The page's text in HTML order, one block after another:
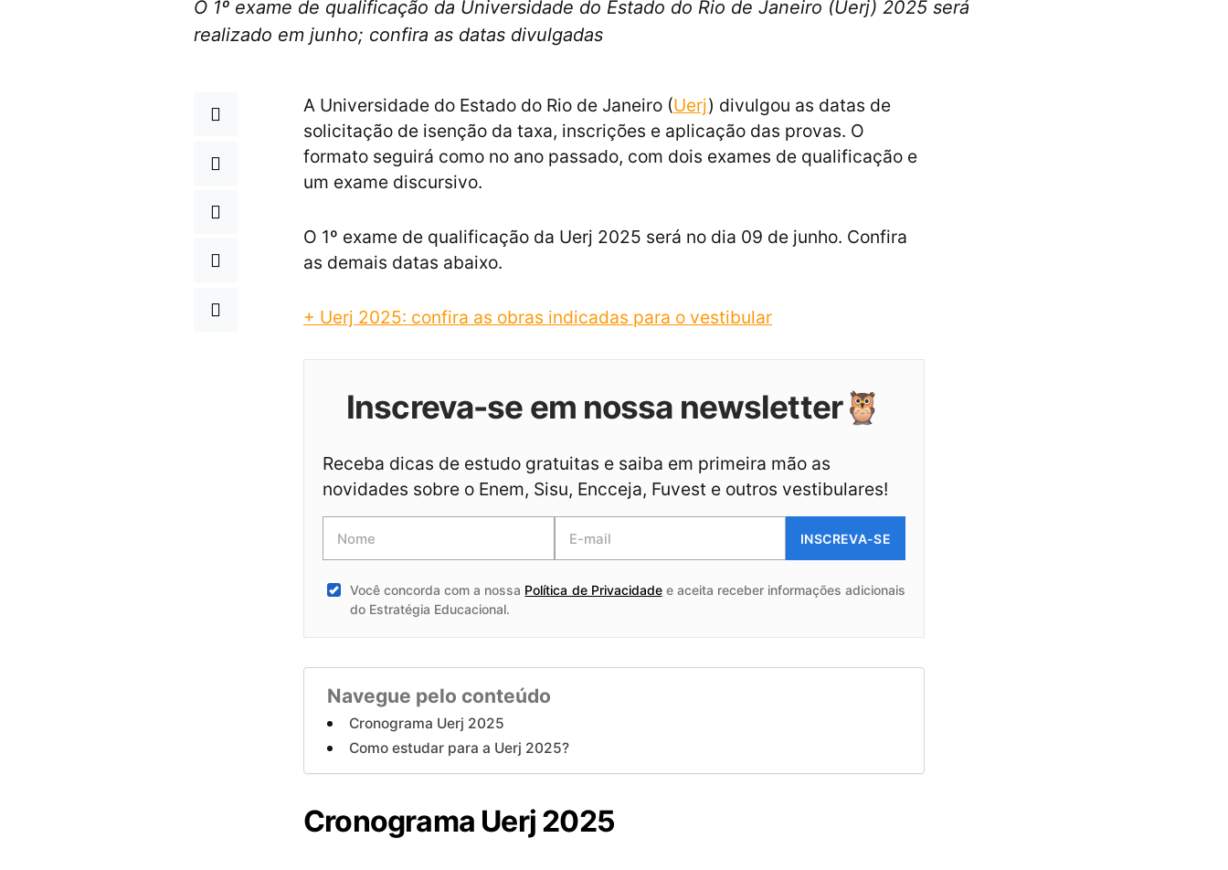
O 1º exame de qualificação da Universidade do Estado do Rio de Janeiro (Uerj) 2025 será
realizado em junho; confira as datas divulgadas
A Universidade do Estado do Rio de Janeiro (Uerj) divulgou as datas de
solicitação de isenção da taxa, inscrições e aplicação das provas. O
formato seguirá como no ano passado, com dois exames de qualificação e
um exame discursivo.
O 1º exame de qualificação da Uerj 2025 será no dia 09 de junho. Confira
as demais datas abaixo.
+ Uerj 2025: confira as obras indicadas para o vestibular
Inscreva-se em nossa newsletter🦉
Receba dicas de estudo gratuitas e saiba em primeira mão as
novidades sobre o Enem, Sisu, Encceja, Fuvest e outros vestibulares!
INSCREVA-SE
Você concorda com a nossa Política de Privacidadee aceita receber informações adicionais
do Estratégia Educacional.
Navegue pelo conteúdo
Cronograma Uerj 2025
Como estudar para a Uerj 2025?
Cronograma Uerj 2025